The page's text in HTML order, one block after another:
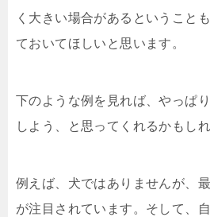
く大きい場合があるということ
ておいてほしいと思います。
下のような例を見れば、やっぱ
しよう、と思ってくれるかもしれ
例えば、犬ではありませんが、
が注目されています。そして、